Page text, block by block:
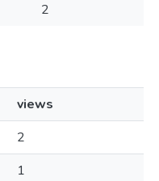
2
views
2
1